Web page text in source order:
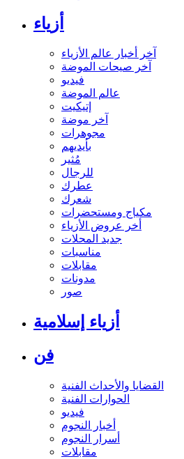
أزياء
آخر أخبار عالم الأزياء
آخر صيحات الموضة
فيديو
عالم الموضة
إتيكيت
آخر موضة
مجوهرات
بأيديهم
مُثير
للرجال
عطرك
شعرك
مكياج ومستحضرات
أخر عروض الأزياء
جديد المحلات
مناسبات
مقابلات
مدونات
صور
أزياء إسلامية
فن
القضايا والأحداث الفنية
الحوارات الفنية
فيديو
أخبار النجوم
أسرار النجوم
مقابلات